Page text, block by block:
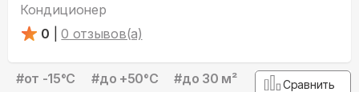
Кондиционер
0
0 отзывов(а)
#от -15°С #до +50°С #до 30 м² Сравнить